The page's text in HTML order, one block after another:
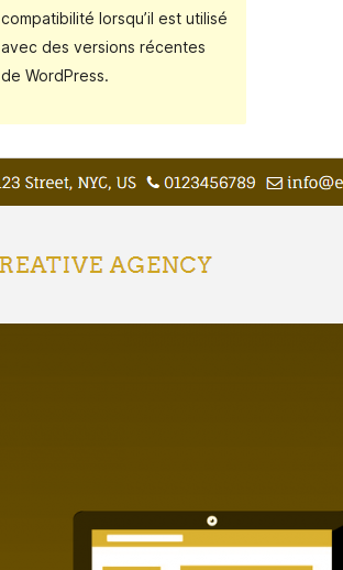
compatibilité lorsqu’il est utilisé
avec des versions récentes
de WordPress.